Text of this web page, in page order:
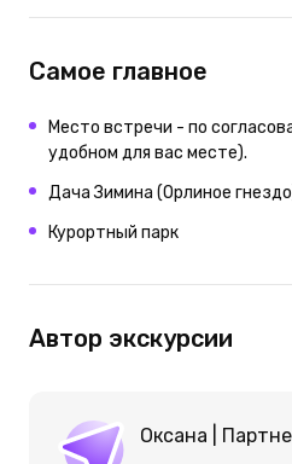
Самое главное
Место встречи - по
удобном для вас месте).
Дача Зимина (Орлиное
Курортный парк
Автор экскурсии
Оксана |